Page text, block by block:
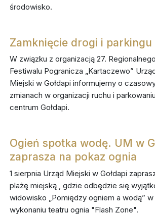
środowisko.
Zamknięcie drogi i parkingu
W związku z organizacją 27. Regionalnego
Festiwalu Pogranicza „Kartaczewo”
Miejski w Gołdapi informujemy o
zmianach w organizacji ruchu i
centrum Gołdapi.
Ogień spotka wodę. UM w
zaprasza na pokaz ognia
1 sierpnia Urząd Miejski w Gołdapi
plażę miejską , gdzie odbędzie się
widowisko „Pomiędzy ogniem a wodą” w
wykonaniu teatru ognia "Flash Zone".